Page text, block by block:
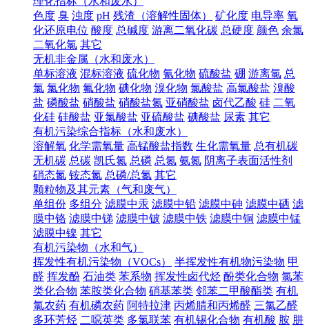
色度 臭 浊度 pH 残渣（溶解性固体） 矿化度 电导率 氧
化还原电位 酸度 总碱度 游离二氧化碳 总硬度 颜色 余氯
二氧化氯 其它
无机非金属（水和废水）
单标溶液 混标溶液 硫化物 氰化物 硫酸盐 硼 游离氯 总
氯 氯化物 氟化物 碘化物 溴化物 氯酸盐 高氯酸盐 溴酸
盐 磷酸盐 硝酸盐 硝酸盐氮 亚硝酸盐 卤代乙酸 硅 二氧
化硅 硅酸盐 亚氯酸盐 亚硫酸盐 碘酸盐 尿素 其它
有机污染综合指标（水和废水）
溶解氧 化学需氧量 高锰酸盐指数 生化需氧量 总有机碳
无机碳 总碳 凯氏氮 总磷 总氮 氨氮 阴离子表面活性剂
硝态氮 铵态氮 总磷/总氮 其它
颗粒物及其元素（气和废气）
单组份 多组分 滤膜中汞 滤膜中铅 滤膜中砷 滤膜中硒 滤
膜中铬 滤膜中锑 滤膜中铍 滤膜中铁 滤膜中铜 滤膜中锰
滤膜中镍 其它
有机污染物（水和气）
挥发性有机污染物（VOCs）
半挥发性有机物污染物 甲
醛 挥发酚 石油类 苯系物 挥发性卤代烃 酚类化合物 氯苯
类化合物 苯胺类化合物 硝基苯类 邻苯二甲酸酯类 有机
氯农药 有机磷农药 阿特拉津 丙烯腈和丙烯醛 三氯乙醛
多环芳烃 二噁英类 多氯联苯 有机锡化合物 有机酸 胺 肼